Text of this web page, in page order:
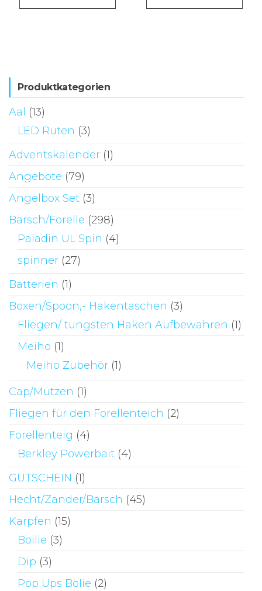
Produktkategorien
Aal
(13)
LED Ruten (3)
Adventskalender (1)
Angebote (79)
Angelbox Set (3)
Barsch/Forelle (298)
Paladin UL Spin (4)
spinner (27)
Batterien (1)
Boxen/Spoon,- Hakentaschen (3)
Fliegen/ tungsten Haken Aufbewahren (1)
Meiho (1)
Meiho Zubehör (1)
Cap/Mützen (1)
Fliegen für den Forellenteich (2)
Forellenteig (4)
Berkley Powerbait (4)
GUTSCHEIN (1)
Hecht/Zander/Barsch (45)
Karpfen (15)
Boilie (3)
Dip (3)
Pop Ups Bolie (2)